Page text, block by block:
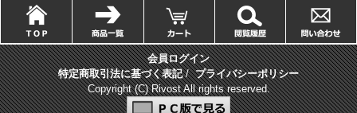
会員ログイン
特定商取引法に基づく表記/プライバシーポリシー
Copyright (C) Rivost All rights reserved.